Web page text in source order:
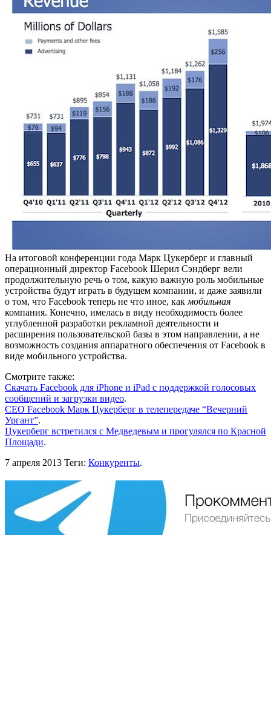
На итоговой конференции года Марк Цукерберг и главный
операционный директор Facebook Шерил Сэндберг вели
продолжительную речь о том, какую важную роль мобильные
устройства будут играть в будущем компании, и даже заявили
о том, что Facebook теперь не что иное, как мобильная
компания. Конечно, имелась в виду необходимость более
углубленной разработки рекламной деятельности и
расширения пользовательской базы в этом направлении, а не
возможность создания аппаратного обеспечения от Facebook в
виде мобильного устройства.
Смотрите также:
Скачать Facebook для iPhone и iPad с поддержкой голосовых
сообщений и загрузки видео.
CEO Facebook Марк Цукерберг в телепередаче “Вечерний
Ургант”.
Цукерберг встретился с Медведевым и прогулялся по Красной
Площади.
7 апреля 2013 Теги: Конкуренты.